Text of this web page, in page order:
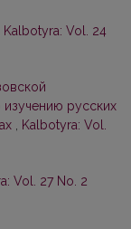
Kalbotyra: Vol. 24
русских
Kalbotyra: Vol.
Vol. 27 No. 2